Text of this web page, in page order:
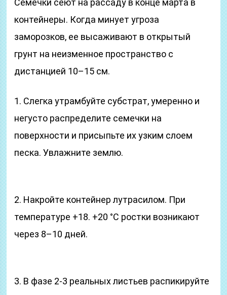
Семечки сеют на рассаду в конце марта в
контейнеры. Когда минует угроза
заморозков, ее высаживают в открытый
грунт на неизменное пространство с
дистанцией 10–15 см.
1. Слегка утрамбуйте субстрат, умеренно и
негусто распределите семечки на
поверхности и присыпьте их узким сло­ем
песка. Увлажните землю.
2. На­кройте контейнер лутрасилом. При
температуре +18. +20 °С ростки возникают
через 8–10 дней.
3. В фазе 2-3 реальных листьев распикируйте